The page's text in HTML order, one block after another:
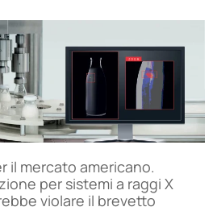
il mercato americano.
per sistemi a raggi X
violare il brevetto